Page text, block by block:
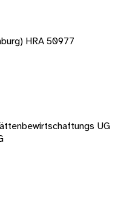
HRA 50977
UG